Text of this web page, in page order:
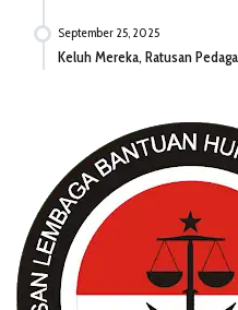
September 25, 2025
Keluh Mereka, Ratusan